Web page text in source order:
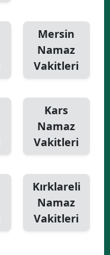
Mersin
Namaz
Vakitleri
Kars
Namaz
Vakitleri
Kırklareli
Namaz
Vakitleri